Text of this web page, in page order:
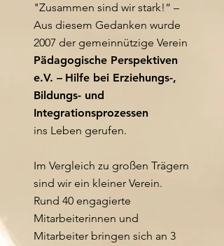
"Zusammen sind wir stark!“ –
Aus diesem Gedanken wurde
2007 der gemeinnützige Verein
Pädagogische Perspektiven
e.V. – Hilfe bei Erziehungs-,
Bildungs- und
Integrationsprozessen
ins Leben gerufen.
Im Vergleich zu großen Trägern
sind wir ein kleiner Verein.
Rund 40 engagierte
Mitarbeiterinnen und
Mitarbeiter bringen sich an 3